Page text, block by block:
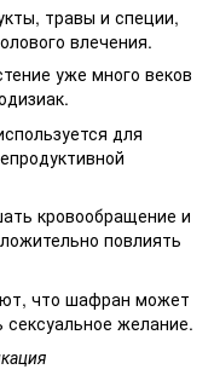
травы и специи,
влечения.
уже много веков
для
кровообращение и
повлиять
что шафран может
желание.